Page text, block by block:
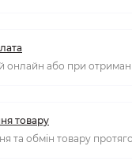
онлайн або при
товару
та обмін товару